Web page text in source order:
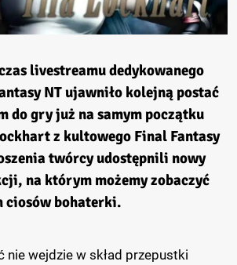
livestreamu dedykowanego
NT ujawniło kolejną postać
do gry już na samym początku
z kultowego Final Fantasy
twórcy udostępnili nowy
na którym możemy zobaczyć
ciosów bohaterki.
nie wejdzie w skład przepustki